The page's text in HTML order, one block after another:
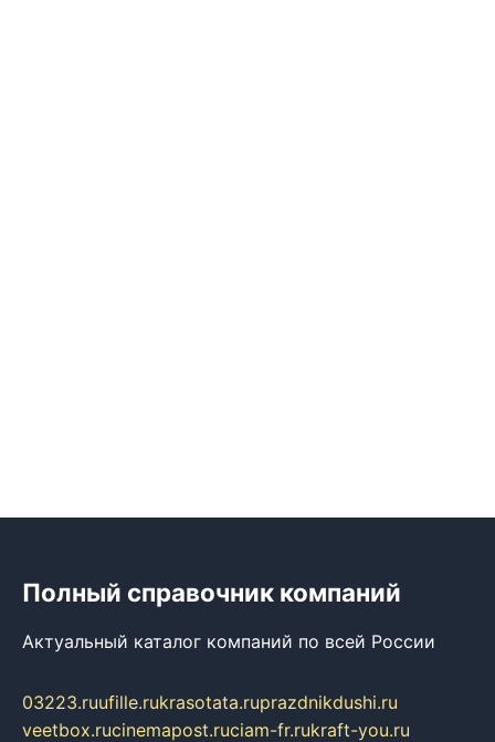
Полный справочник компаний
Актуальный каталог компаний по всей России
03223.ruufille.rukrasotata.ruprazdnikdushi.ru
veetbox.rucinemapost.ruciam-fr.rukraft-you.ru